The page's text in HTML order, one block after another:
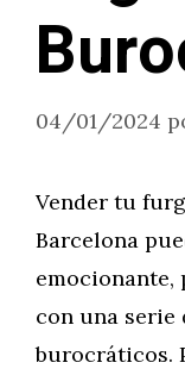
04/01/2024
Vender tu
Barcelona
con una serie
burocráticos.